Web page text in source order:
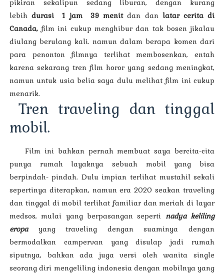
pikiran sekalipun sedang liburan, dengan kurang
lebihdurasi 1 jam 39 menitdan danlatar cerita di
Canada,film ini cukup menghibur dan tak bosen jikalau
diulang berulang kali. namun dalam berapa komen dari
para penonton filmnya terlihat membosenkan, entah
karena sekarang tren film horor yang sedang meningkat,
namun untuk usia belia saya dulu melihat film ini cukup
menarik.
Tren traveling dan tinggal
mobil.
Film ini bahkan pernah membuat saya bercita-cita
punya rumah layaknya sebuah mobil yang bisa
berpindah- pindah. Dulu impian terlihat mustahil sekali
sepertinya diterapkan, namun era 2020 seakan traveling
dan tinggal di mobil terlihat familiar dan meriah di layar
medsos, mulai yang berpasangan seperti nadya keliling
eropa yang traveling dengan suaminya dengan
bermodalkan campervan yang disulap jadi rumah
siputnya, bahkan ada juga versi oleh wanita single
seorang diri mengeliling indonesia dengan mobilnya yang